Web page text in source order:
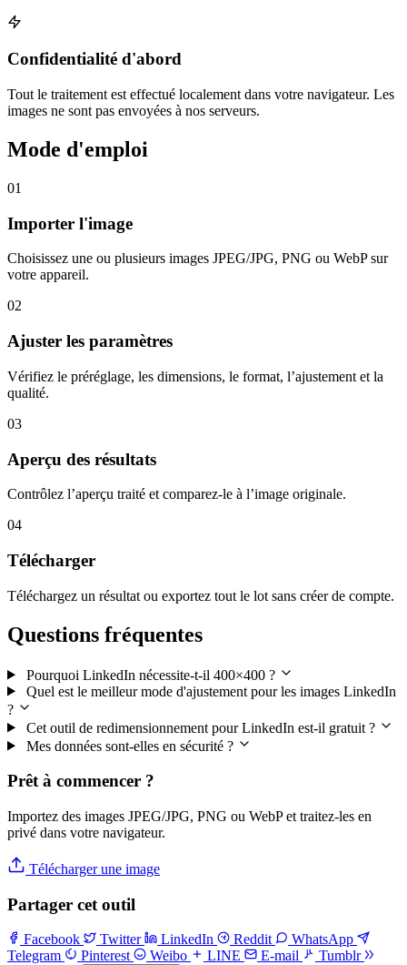
Confidentialité d'abord
Tout le traitement est effectué localement dans votre navigateur. Les
images ne sont pas envoyées à nos serveurs.
Mode d'emploi
01
Importer l'image
Choisissez une ou plusieurs images JPEG/JPG, PNG ou WebP sur
votre appareil.
02
Ajuster les paramètres
Vérifiez le préréglage, les dimensions, le format, l’ajustement et la
qualité.
03
Aperçu des résultats
Contrôlez l’aperçu traité et comparez-le à l’image originale.
04
Télécharger
Téléchargez un résultat ou exportez tout le lot sans créer de compte.
Questions fréquentes
Pourquoi LinkedIn nécessite-t-il 400×400 ?
Quel est le meilleur mode d'ajustement pour les images LinkedIn
?
Cet outil de redimensionnement pour LinkedIn est-il gratuit ?
Mes données sont-elles en sécurité ?
Prêt à commencer ?
Importez des images JPEG/JPG, PNG ou WebP et traitez-les en
privé dans votre navigateur.
Télécharger une image
Partager cet outil
Facebook Twitter LinkedIn Reddit
WhatsApp
Telegram
Pinterest Weibo LINE E-mail
Tumblr